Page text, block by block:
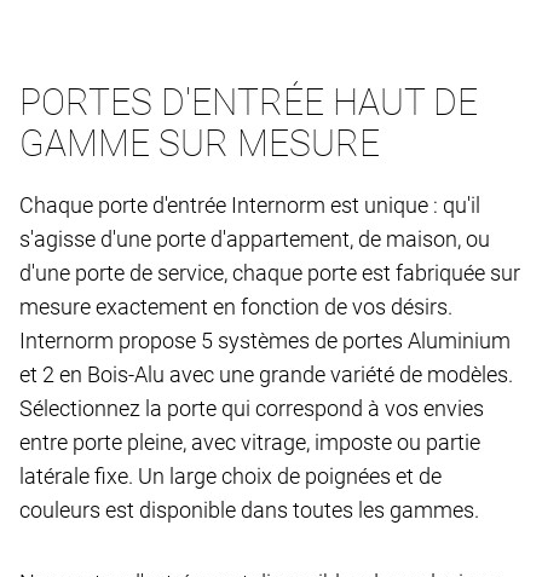
PORTES D'ENTRÉE HAUT DE
GAMME SUR MESURE
Chaque porte d'entrée Internorm est unique : qu'il
s'agisse d'une porte d'appartement, de maison, ou
d'une porte de service, chaque porte est fabriquée sur
mesure exactement en fonction de vos désirs.
Internorm propose 5 systèmes de portes Aluminium
et 2 en Bois-Alu avec une grande variété de modèles.
Sélectionnez la porte qui correspond à vos envies
entre porte pleine, avec vitrage, imposte ou partie
latérale fixe. Un large choix de poignées et de
couleurs est disponible dans toutes les gammes.